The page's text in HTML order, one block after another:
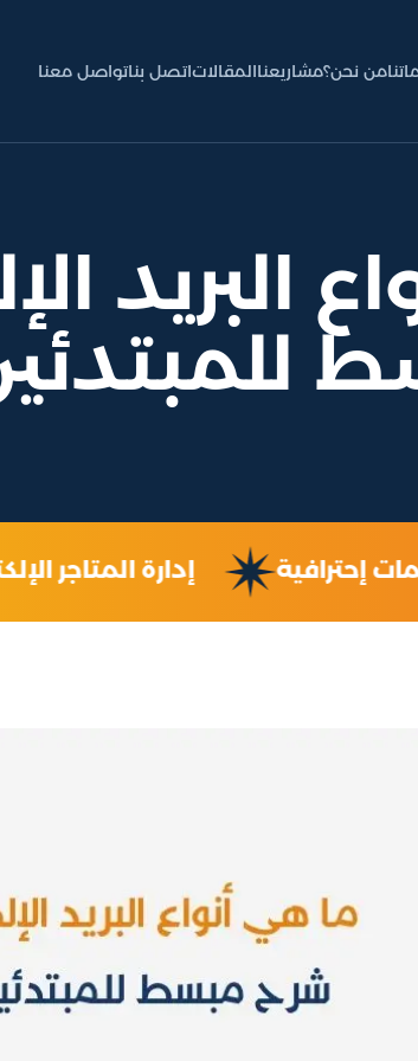
من نحن؟مشاريعناالمقالاتاتصل بناتواصل معنا
البريد
إحترافية إدارة المتاجر